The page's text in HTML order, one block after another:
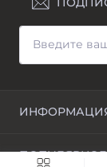
Awarder –
ПОПУЛЯРНОЕ